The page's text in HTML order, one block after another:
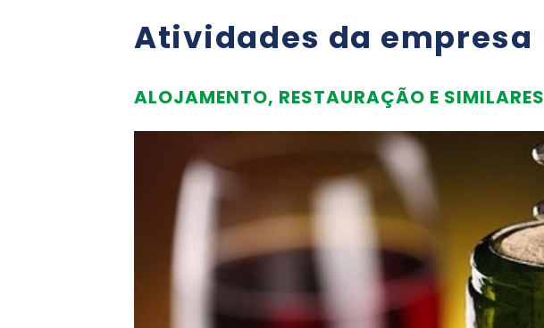
Atividades da empresa
ALOJAMENTO, RESTAURAÇÃO E SIMILARES